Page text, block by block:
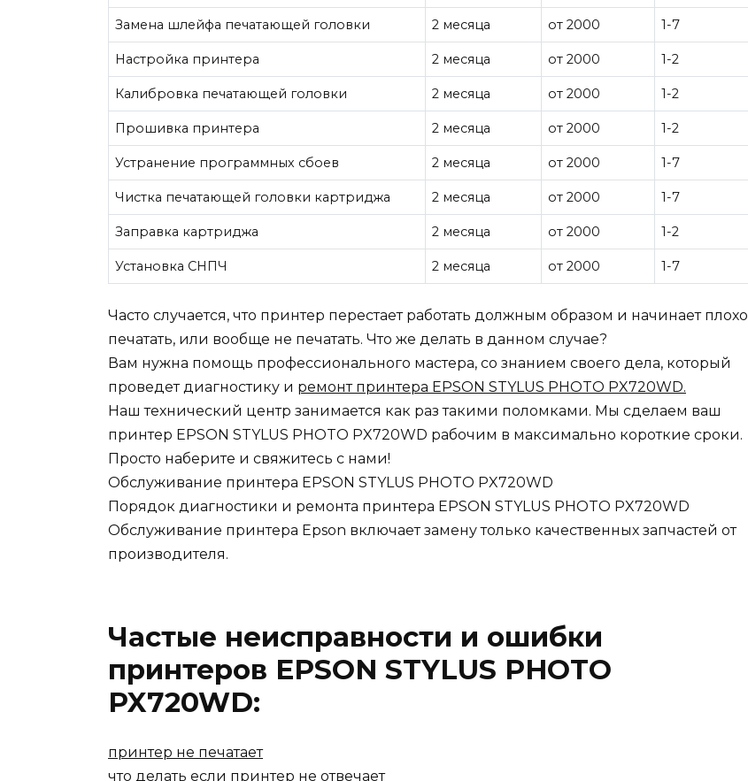
Замена шлейфа печатающей головки 2 месяца от 2000 1-7
Настройка принтера 2 месяца от 2000 1-2
Калибровка печатающей головки 2 месяца от 2000 1-2
Прошивка принтера 2 месяца от 2000 1-2
Устранение программных сбоев 2 месяца от 2000 1-7
Чистка печатающей головки картриджа 2 месяца от 2000 1-7
Заправка картриджа 2 месяца от 2000 1-2
Установка СНПЧ 2 месяца от 2000 1-7
Часто случается, что принтер перестает работать должным образом и начинает плохо
печатать, или вообще не печатать. Что же делать в данном случае?
Вам нужна помощь профессионального мастера, со знанием своего дела, который
проведет диагностику и ремонт принтера EPSON STYLUS PHOTO PX720WD.
Наш технический центр занимается как раз такими поломками. Мы сделаем ваш
принтер EPSON STYLUS PHOTO PX720WD рабочим в максимально короткие сроки.
Просто наберите и свяжитесь с нами!
Обслуживание принтера EPSON STYLUS PHOTO PX720WD
Порядок диагностики и ремонта принтера EPSON STYLUS PHOTO PX720WD
Обслуживание принтера Epson включает замену только качественных запчастей от
производителя.
Частые неисправности и ошибки
принтеров EPSON STYLUS PHOTO
PX720WD:
принтер не печатает
что делать если принтер не отвечает